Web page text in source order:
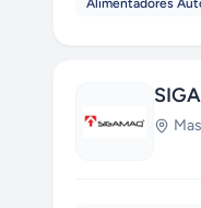
Alimentadores